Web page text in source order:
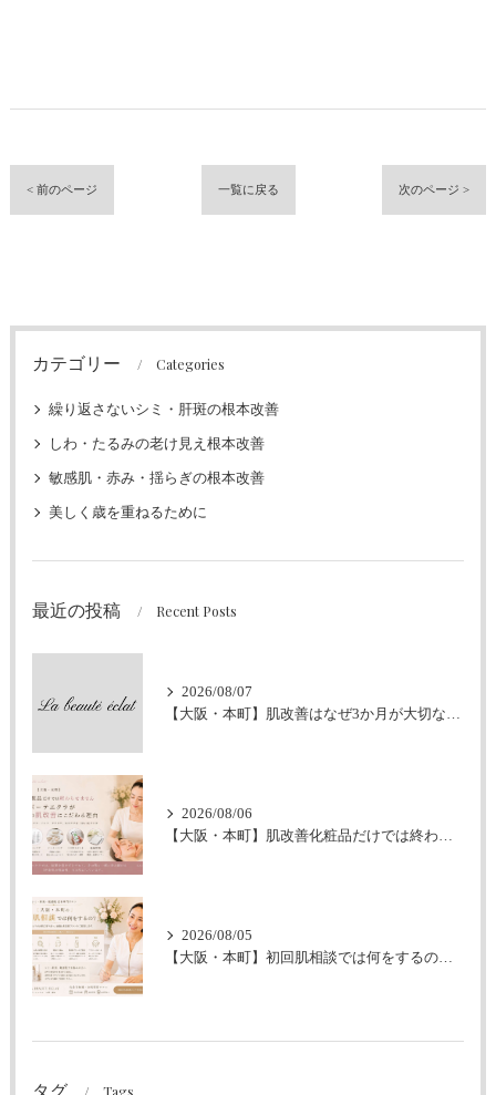
< 前のページ 一覧に戻る 次のページ >
カテゴリー Categories
繰り返さないシミ・肝斑の根本改善
しわ・たるみの老け見え根本改善
敏感肌・赤み・揺らぎの根本改善
美しく歳を重ねるために
最近の投稿 Recent Posts
2026/08/07
2026/08/06
2026/08/05
【大阪・本町】初回肌相談では何をするの？｜シミ・肝斑・敏感肌改善専門サロン
タグ Tags